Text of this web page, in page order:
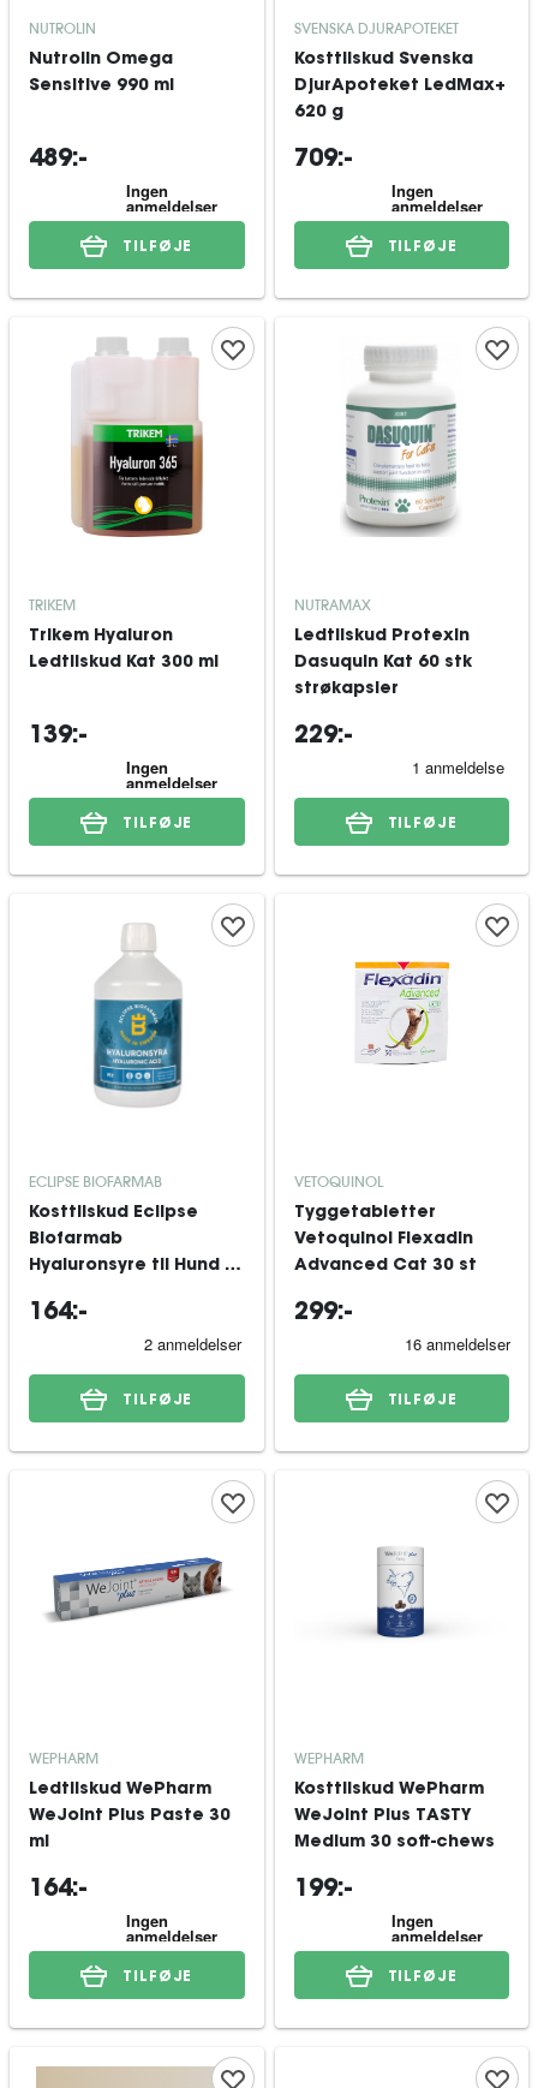
NUTROLIN
Nutrolin Omega
Sensitive 990 ml
489:-
TILFØJE
SVENSKA DJURAPOTEKET
Kosttilskud Svenska
DjurApoteket LedMax+
620 g
709:-
TILFØJE
TRIKEM
Trikem Hyaluron
Ledtilskud Kat 300 ml
139:-
TILFØJE
NUTRAMAX
Ledtilskud Protexin
Dasuquin Kat 60 stk
strøkapsler
229:-
TILFØJE
ECLIPSE BIOFARMAB
Kosttilskud Eclipse
Biofarmab
Hyaluronsyre til Hund &
164:-
TILFØJE
VETOQUINOL
Tyggetabletter
Vetoquinol Flexadin
Advanced Cat 30 st
299:-
TILFØJE
WEPHARM
Ledtilskud WePharm
WeJoint Plus Paste 30
ml
164:-
TILFØJE
WEPHARM
Kosttilskud WePharm
WeJoint Plus TASTY
Medium 30 soft-chews
199:-
TILFØJE